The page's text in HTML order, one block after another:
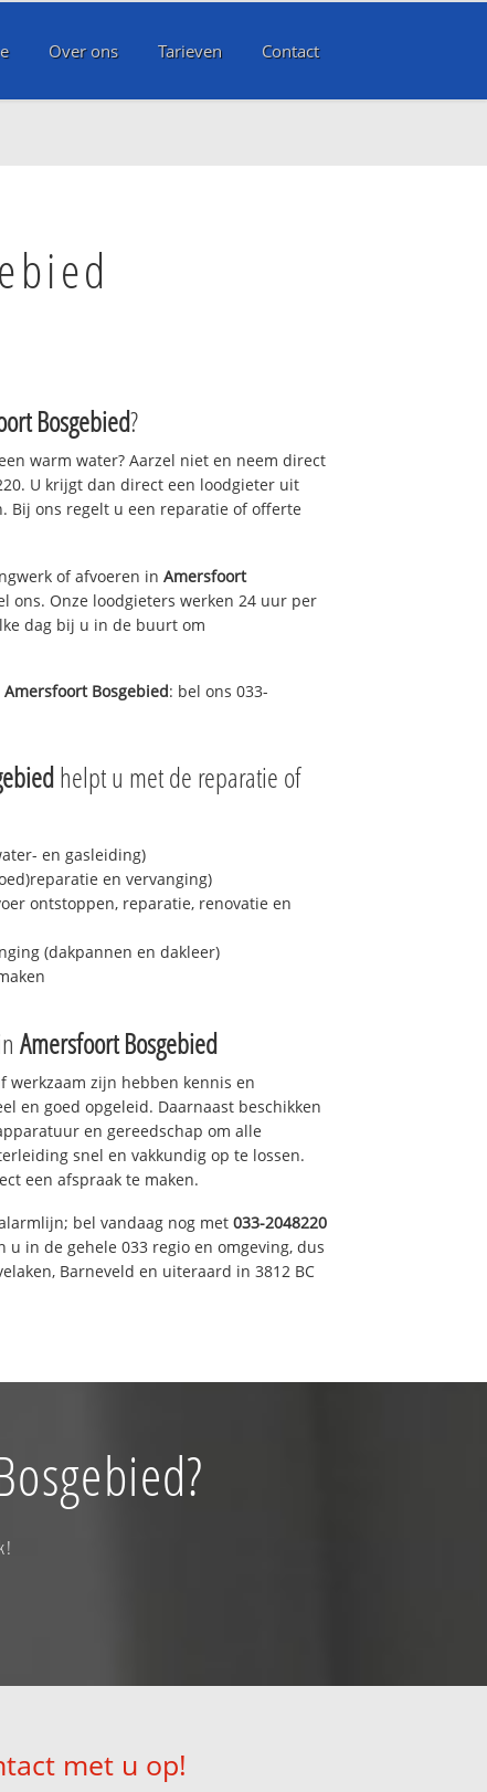
Over ons Tarieven Contact
Bosgebied?
warm water? Aarzel niet en neem direct
U krijgt dan direct een loodgieter uit
Bij ons regelt u een reparatie of offerte
of afvoeren in Amersfoort
ons. Onze loodgieters werken 24 uur per
dag bij u in de buurt om
Amersfoort Bosgebied: bel ons 033-
helpt u met de reparatie of
en gasleiding)
en vervanging)
ontstoppen, reparatie, renovatie en
(dakpannen en dakleer)
Amersfoort Bosgebied
zijn hebben kennis en
en goed opgeleid. Daarnaast beschikken
en gereedschap om alle
snel en vakkundig op te lossen.
een afspraak te maken.
bel vandaag nog met 033-2048220
in de gehele 033 regio en omgeving, dus
Barneveld en uiteraard in 3812 BC
met u op!